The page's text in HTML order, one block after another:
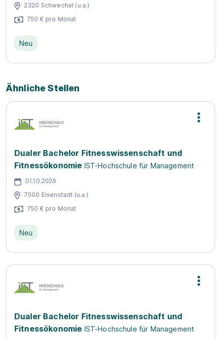
2320 Schwechat (u.a.)
750 € pro Monat
Neu
Ähnliche Stellen
Dualer Bachelor Fitnesswissenschaft und
Fitnessökonomie IST-Hochschule für Management
01.10.2026
7000 Eisenstadt (u.a.)
750 € pro Monat
Neu
Dualer Bachelor Fitnesswissenschaft und
Fitnessökonomie IST-Hochschule für Management